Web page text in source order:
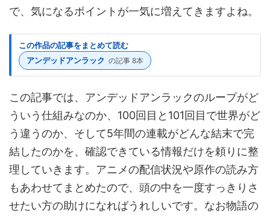
で、気になるポイントが一気に増えてきますよね。
この作品の記事をまとめて読む
アンデッドアンラック の記事 8本
この記事では、アンデッドアンラックのループがど
ういう仕組みなのか、100回目と101回目で世界がど
う違うのか、そして5年間の連載がどんな結末で完
結したのかを、確認できている情報だけを頼りに整
理していきます。アニメの配信状況や原作の読み方
もあわせてまとめたので、頭の中を一度すっきりさ
せたい方の助けになればうれしいです。なお物語の